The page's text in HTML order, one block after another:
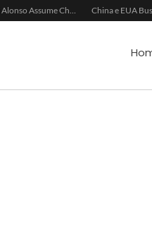
Xabi Alonso Assume Chelsea: Nova Estratégia Gerencial e Contrato Até 2030